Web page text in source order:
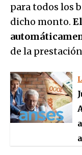
para todos los
dicho monto.
de la